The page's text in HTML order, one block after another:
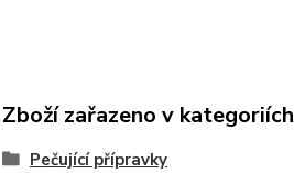
Zboží zařazeno v kategoriích
Pečující přípravky